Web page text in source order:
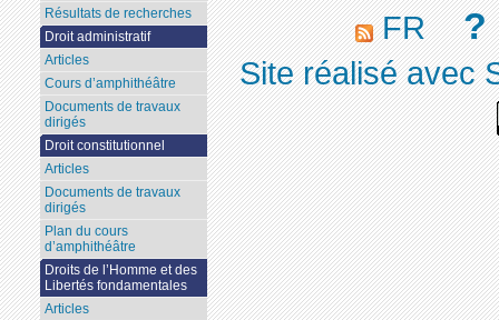
Résultats de recherches
Droit administratif
Articles
Cours d’amphithéâtre
Documents de travaux
dirigés
Droit constitutionnel
Articles
Documents de travaux
dirigés
Plan du cours
d’amphithéâtre
Droits de l’Homme et des
Libertés fondamentales
Articles
FR
?
Site réalisé avec